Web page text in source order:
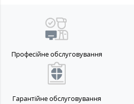
Професійне обслуговування
Гарантійне обслуговування